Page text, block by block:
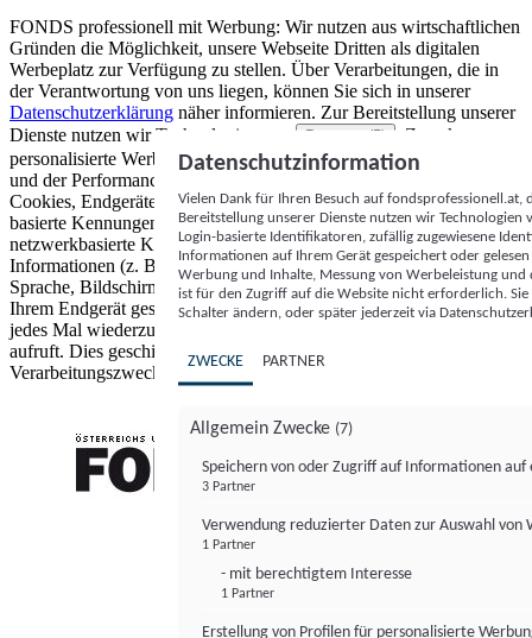
FONDS professionell mit Werbung: Wir nutzen aus wirtschaftlichen
Gründen die Möglichkeit, unsere Webseite Dritten als digitalen
Werbeplatz zur Verfügung zu stellen. Über Verarbeitungen, die in
der Verantwortung von uns liegen, können Sie sich in unserer
Datenschutzerklärung näher informieren. Zur Bereitstellung unserer
Dienste nutzen wir Technologien von
Partnern (5)
. Zwecke:
personalisierte Werbung und Inhalte, Messung von Werbeleistung
und der Performance von Inhalten sowie Zielgruppenforschung.
Cookies, Endgeräte- oder ähnliche Online-Kennungen (z. B. login-
basierte Kennungen, zufällig generierte Kennungen,
netzwerkbasierte Kennungen) können zusammen mit anderen
Informationen (z. B. Browsertyp und Browserinformationen,
Sprache, Bildschirmgröße, unterstützte Technologien usw.) auf
Ihrem Endgerät gespeichert oder von dort ausgelesen werden, um es
jedes Mal wiederzuerkennen, wenn es eine App oder einer Webseite
aufruft. Dies geschieht für einen oder mehrere der hier aufgeführten
Verarbeitungszwecke.
Datenschutzinformation
Vielen Dank für Ihren Besuch auf
Bereitstellung unserer Dienste nutzen wir Technologien
Login-basierte Identifikatoren, zufällig zugewiesene
Informationen auf Ihrem Gerät gespeichert oder
Werbung und Inhalte, Messung von Werbeleistung
ist für den Zugriff auf die Website nicht erforderlich.
Schalter ändern, oder später jederzeit via
ZWECKE PARTNER
Allgemein Zwecke (7)
Speichern von oder Zugriff auf Informationen auf
3 Partner
Verwendung reduzierter Daten zur Auswahl von
1 Partner
- mit berechtigtem Interesse
1 Partner
Erstellung von Profilen für personalisierte
FONDS professionell